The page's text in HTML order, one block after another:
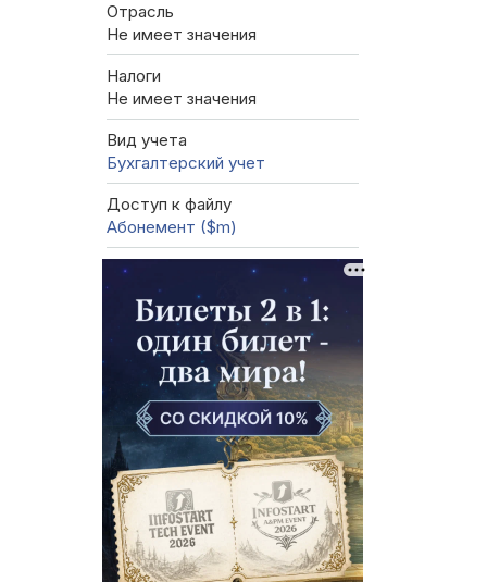
Отрасль
Не имеет значения
Налоги
Не имеет значения
Вид учета
Бухгалтерский учет
Доступ к файлу
Абонемент ($m)